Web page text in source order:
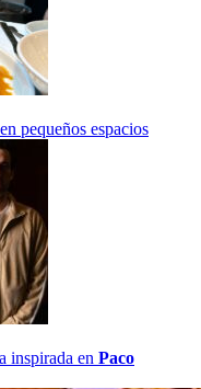
pequeños espacios
inspirada en Paco